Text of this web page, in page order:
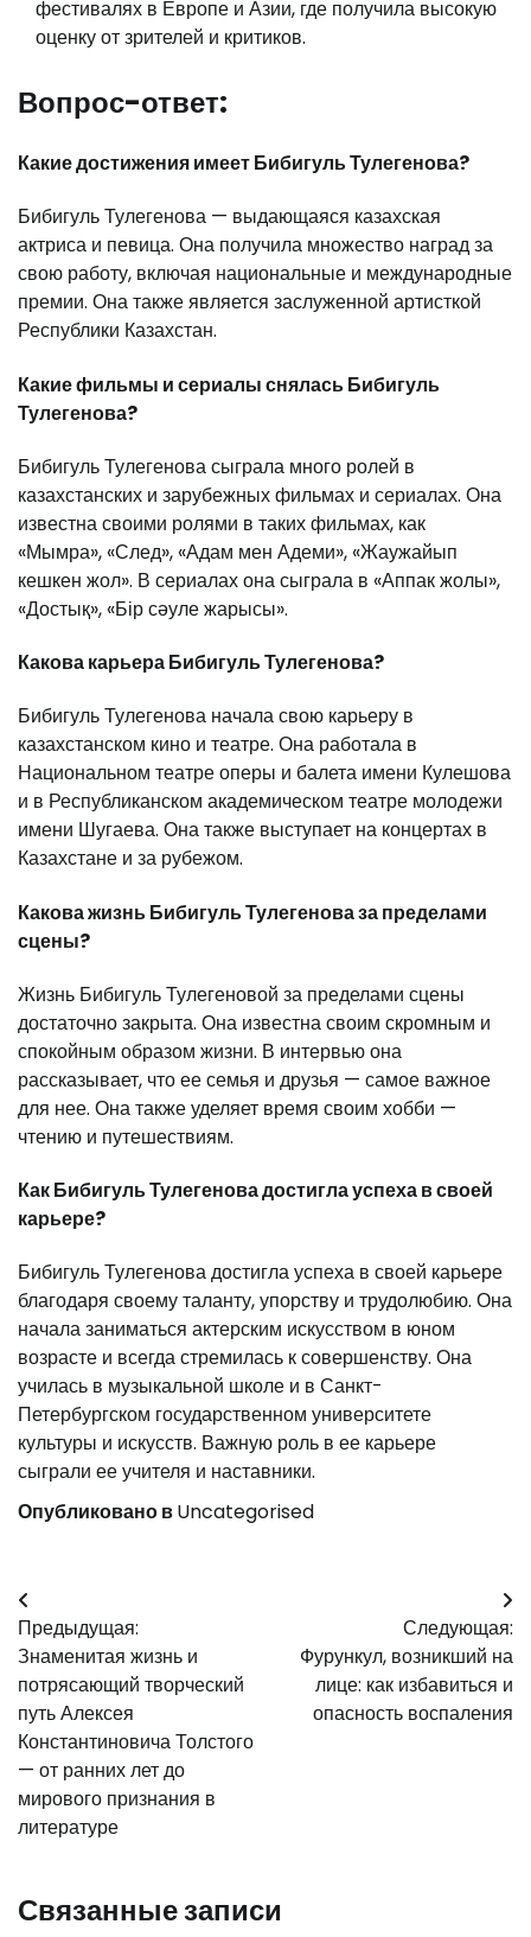
фестивалях в Европе и Азии, где получила высокую
оценку от зрителей и критиков.
Вопрос-ответ:
Какие достижения имеет Бибигуль Тулегенова?
Бибигуль Тулегенова — выдающаяся казахская
актриса и певица. Она получила множество наград за
свою работу, включая национальные и международные
премии. Она также является заслуженной артисткой
Республики Казахстан.
Какие фильмы и сериалы снялась Бибигуль
Тулегенова?
Бибигуль Тулегенова сыграла много ролей в
казахстанских и зарубежных фильмах и сериалах. Она
известна своими ролями в таких фильмах, как
«Мымра», «След», «Адам мен Адеми», «Жаужайып
кешкен жол». В сериалах она сыграла в «Аппак жолы»,
«Достық», «Бір сәуле жарысы».
Какова карьера Бибигуль Тулегенова?
Бибигуль Тулегенова начала свою карьеру в
казахстанском кино и театре. Она работала в
Национальном театре оперы и балета имени Кулешова
и в Республиканском академическом театре молодежи
имени Шугаева. Она также выступает на концертах в
Казахстане и за рубежом.
Какова жизнь Бибигуль Тулегенова за пределами
сцены?
Жизнь Бибигуль Тулегеновой за пределами сцены
достаточно закрыта. Она известна своим скромным и
спокойным образом жизни. В интервью она
рассказывает, что ее семья и друзья — самое важное
для нее. Она также уделяет время своим хобби —
чтению и путешествиям.
Как Бибигуль Тулегенова достигла успеха в своей
карьере?
Бибигуль Тулегенова достигла успеха в своей карьере
благодаря своему таланту, упорству и трудолюбию. Она
начала заниматься актерским искусством в юном
возрасте и всегда стремилась к совершенству. Она
училась в музыкальной школе и в Санкт-
Петербургском государственном университете
культуры и искусств. Важную роль в ее карьере
сыграли ее учителя и наставники.
Опубликовано вUncategorised
Навигация
по
записям
Предыдущая:
Знаменитая жизнь и
потрясающий творческий
путь Алексея
Константиновича Толстого
— от ранних лет до
мирового признания в
литературе
Следующая:
Фурункул, возникший на
лице: как избавиться и
опасность воспаления
Связанные записи